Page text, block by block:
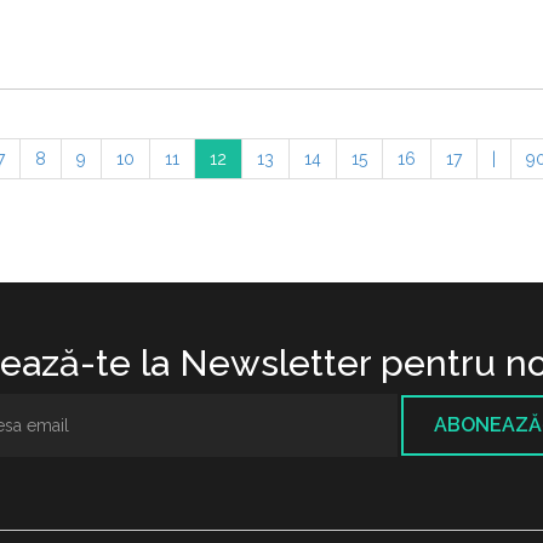
8 9 10 11 12 13 14 15 16 17
te la Newsletter pentru